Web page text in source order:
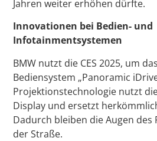
Jahren weiter erhöhen dürfte.
Innovationen bei Bedien- und
Infotainmentsystemen
BMW nutzt die CES 2025, um
Bediensystem „Panoramic
Projektionstechnologie nutzt
Display und ersetzt
Dadurch bleiben die Augen des
der Straße.